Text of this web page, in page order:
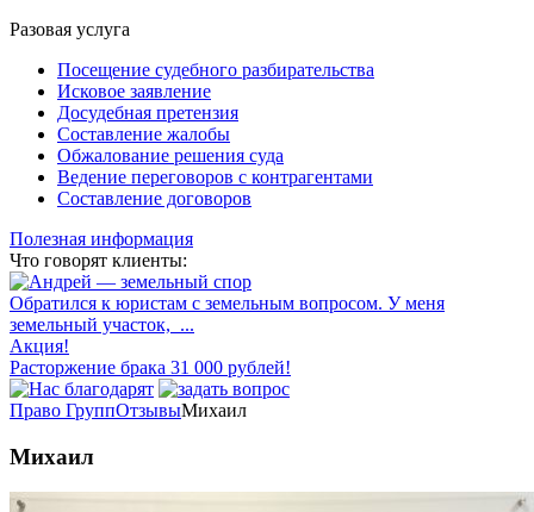
Разовая услуга
Посещение судебного разбирательства
Исковое заявление
Досудебная претензия
Составление жалобы
Обжалование решения суда
Ведение переговоров с контрагентами
Составление договоров
Полезная информация
Что говорят клиенты:
Обратился к юристам с земельным вопросом. У меня
земельный участок, ...
Акция!
Расторжение брака 31 000 рублей!
Право ГруппОтзывыМихаил
Михаил